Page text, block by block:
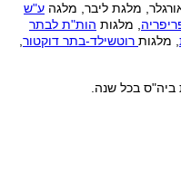
מלגת ליבר, מלגה ע"ש
, מלגות הות"ת לבתר
, מלגות רוטשילד-בתר דוקטור
ביה"ס בכל שנה.